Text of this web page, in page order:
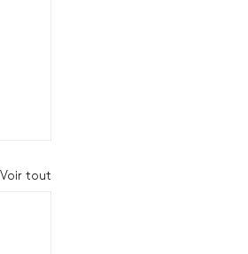
Voir tout